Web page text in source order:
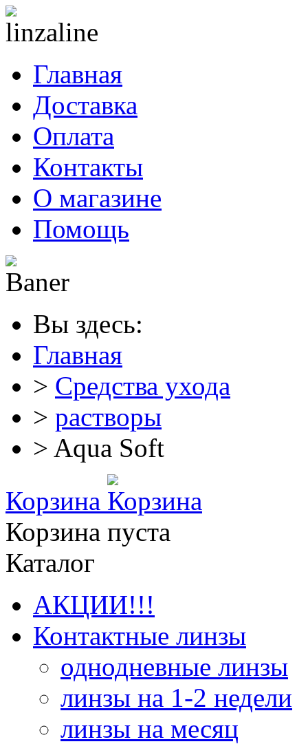
Главная
Доставка
Оплата
Контакты
О магазине
Помощь
Вы здесь:
Главная
> Средства ухода
> растворы
> Aqua Soft
Корзина
Корзина пуста
Каталог
АКЦИИ!!!
Контактные линзы
однодневные линзы
линзы на 1-2 недели
линзы на месяц